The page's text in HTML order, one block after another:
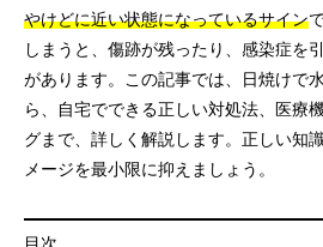
やけどに近い状態になっているサイン
しまうと、傷跡が残ったり、感染症を
があります。この記事では、日焼けで
ら、自宅でできる正しい対処法、医療
グまで、詳しく解説します。正しい知
メージを最小限に抑えましょう。